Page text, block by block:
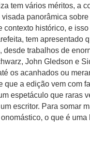
tem vários méritos, a
panorâmica
contexto histórico, e
tem apresentado
desde trabalhos de
John Gledson e
os acanhados ou
que a edição vem com
espetáculo que raras
escritor. Para somar
o que é uma